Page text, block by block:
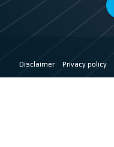
Disclaimer
Privacy policy